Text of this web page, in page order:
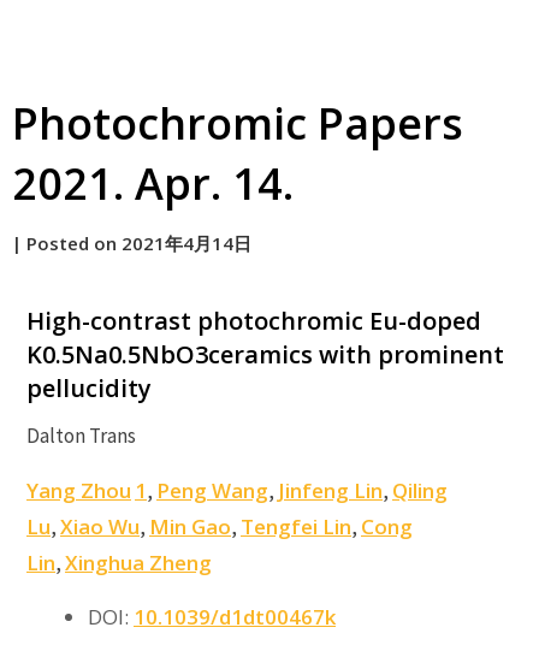
Photochromic Papers
2021. Apr. 14.
by
| Posted on 2021年4月14日
High-contrast photochromic Eu-doped
K0.5Na0.5NbO3ceramics with prominent
pellucidity
Dalton Trans
Yang Zhou 1, Peng Wang, Jinfeng Lin, Qiling
Lu,Xiao Wu, Min Gao, Tengfei Lin, Cong
Lin,Xinghua Zheng
DOI: 10.1039/d1dt00467k